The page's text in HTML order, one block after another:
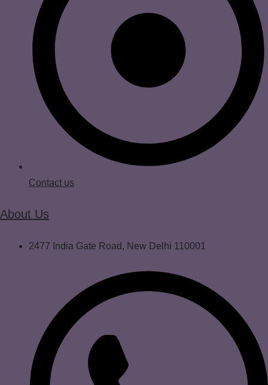
Contact us
About Us
2477 India Gate Road, New Delhi 110001